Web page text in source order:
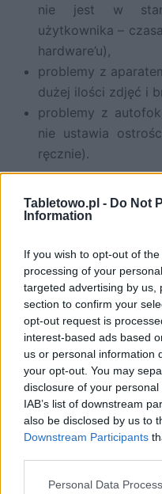
Tabletowo.pl - Do Not
Information
If you wish to opt-out of
processing of your
targeted advertising by us,
section to confirm your
opt-out request is
interest-based ads based
us or personal information
your opt-out. You may
disclosure of your
IAB’s list of downstream
also be disclosed by us to
Downstream Participants
Please note that this
Personal Data
nie jest w
użytkownika –
hardware’u),
problemy z
dużej ilości zdjęć i
problemy z
nie ustawia
ręcznie).
Google
Nasze artykuły będą
Udostępnij Udostępnij
Grzegorz Dąbek
Zastępca redaktor
Moja miłość do
Nokii 3410 i trwa
zainteresowaniem